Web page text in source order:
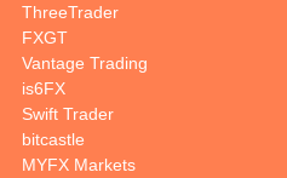
ThreeTrader
FXGT
Vantage Trading
is6FX
Swift Trader
bitcastle
MYFX Markets